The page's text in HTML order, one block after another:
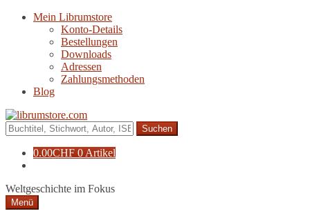
Navigation
Zum
Mein Librumstore
Konto-Details
Bestellungen
Downloads
Adressen
Zahlungsmethoden
Blog
Suche
nach:
0.00CHF 0 Artikel
Weltgeschichte im Fokus
Menü